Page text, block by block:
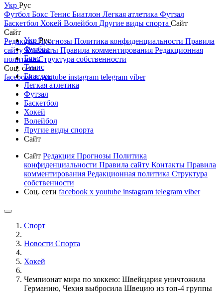
Укр Рус
Футбол Бокс Тенис Биатлон Легкая атлетика Футзал
Баскетбол Хокей Волейбол Другие виды спорта Сайт
Сайт
РедакцияПрогнозы Политика конфиденциальности Правила
сайтуКонтакты Правила комментирования Редакционная
политикаСтруктура собственности
Соц. сети
facebookxyoutube instagram telegram viber
УкрРус
Футбол
Бокс
Тенис
Биатлон
Легкая атлетика
Футзал
Баскетбол
Хокей
Волейбол
Другие виды спорта
Сайт
Сайт Редакция Прогнозы Политика
конфиденциальности Правила сайту Контакты Правила
комментирования Редакционная политика Структура
собственности
Соц. сети facebook x youtube instagram telegram viber
Спорт
Новости Cпорта
Хокей
Чемпионат мира по хоккею: Швейцария уничтожила
Германию, Чехия выбросила Швецию из топ-4 группы